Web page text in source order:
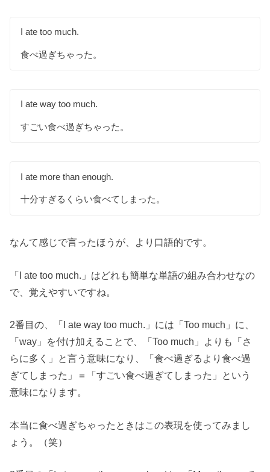
I ate too much.
食べ過ぎちゃった。
I ate way too much.
すごい食べ過ぎちゃった。
I ate more than enough.
十分すぎるくらい食べてしまった。
なんて感じで言ったほうが、より口語的です。
「I ate too much.」はどれも簡単な単語の組み合わせなの
で、覚えやすいですね。
2番目の、「I ate way too much.」には「Too much」に、
「way」を付け加えることで、「Too much」よりも「さ
らに多く」と言う意味になり、「食べ過ぎるより食べ過
ぎてしまった」＝「すごい食べ過ぎてしまった」という
意味になります。
本当に食べ過ぎちゃったときはこの表現を使ってみまし
ょう。（笑）